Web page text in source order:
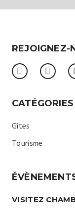
REJOIGNEZ-
CATÉGORIES
Gîtes
Tourisme
VISITEZ